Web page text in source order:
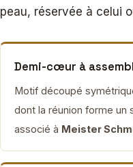
peau, réservée à celui
Demi-cœur à
Motif découpé
dont la réunion forme
associé à Meister